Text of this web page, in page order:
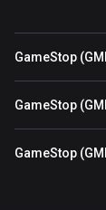
GameStop
GameStop
GameStop